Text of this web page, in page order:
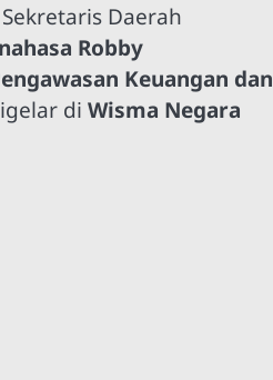
Daerah
Robby
Keuangan dan
di Wisma Negara